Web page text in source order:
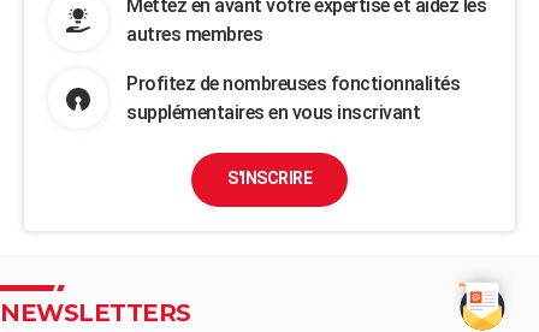
Mettez en avant votre expertise et aidez les
autres membres
Profitez de nombreuses fonctionnalités
supplémentaires en vous inscrivant
S'INSCRIRE
NEWSLETTERS